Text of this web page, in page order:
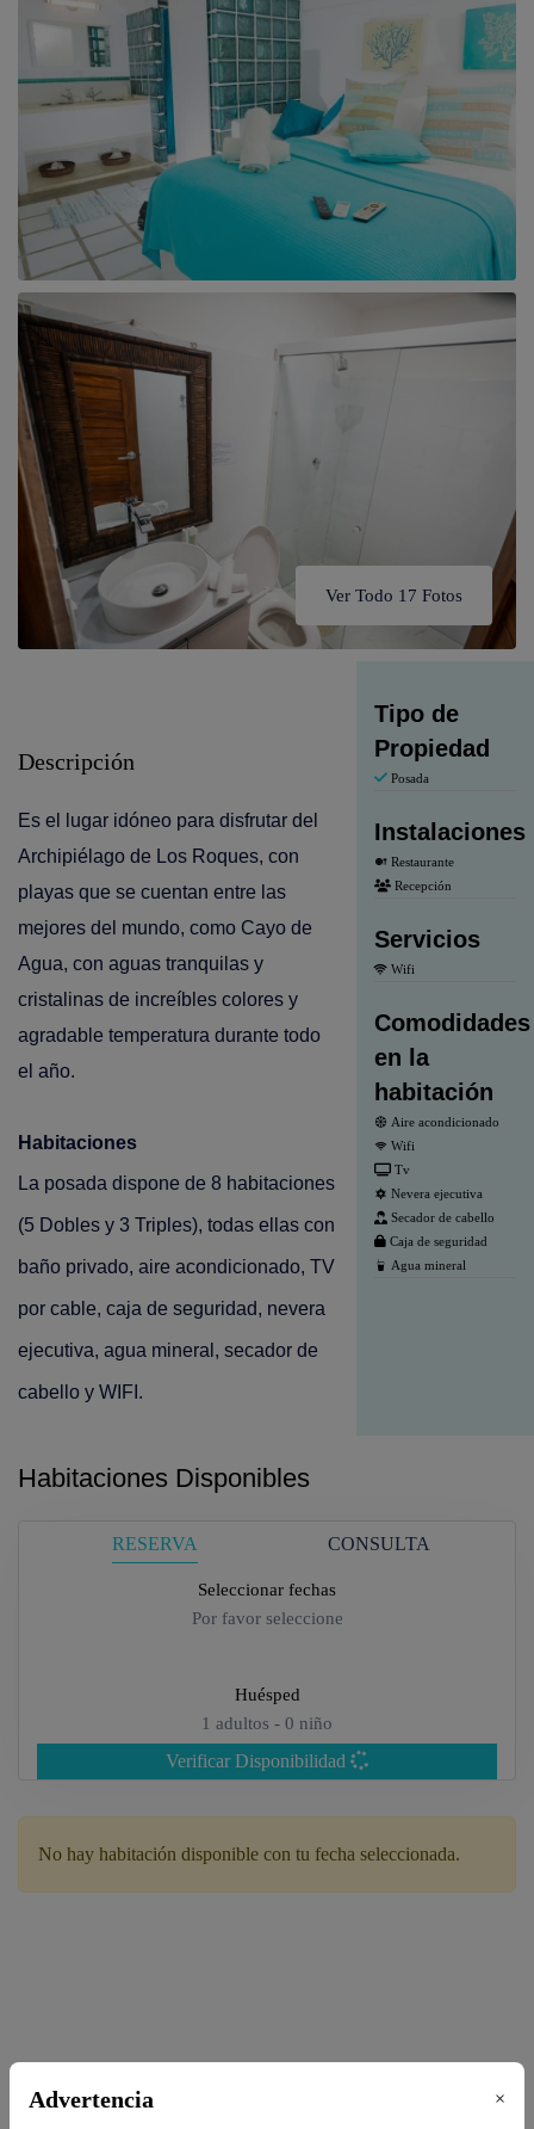
Ver Todo 17 Fotos
Descripción
Es el lugar idóneo para disfrutar del
Archipiélago de Los Roques, con
playas que se cuentan entre las
mejores del mundo, como Cayo de
Agua, con aguas tranquilas y
cristalinas de increíbles colores y
agradable temperatura durante todo
el año.
Habitaciones
La posada dispone de 8 habitaciones
(5 Dobles y 3 Triples), todas ellas con
baño privado, aire acondicionado, TV
por cable, caja de seguridad, nevera
ejecutiva, agua mineral, secador de
cabello y WIFI.
Tipo de
Propiedad
Posada
Instalaciones
Restaurante
Recepción
Servicios
Wifi
Comodidades
en la
habitación
Aire acondicionado
Wifi
Tv
Nevera ejecutiva
Secador de cabello
Caja de seguridad
Agua mineral
Habitaciones Disponibles
RESERVA CONSULTA
Seleccionar fechas
Por favor seleccione
Huésped
1 adultos - 0 niño
Verificar Disponibilidad
No hay habitación disponible con tu fecha seleccionada.
Advertencia ×